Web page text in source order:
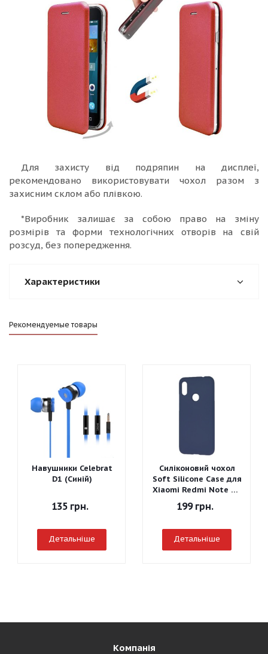
Для захисту від подряпин на дисплеї,
рекомендовано використовувати чохол разом з
захисним склом або плівкою.
*Виробник залишає за собою право на зміну
розмірів та форми технологічних отворів на свій
розсуд, без попередження.
Характеристики
Рекомендуемые товары
Навушники Celebrat
D1 (Синій)
135грн.
Детальніше
Силіконовий чохол
Soft Silicone Case для
Xiaomi Redmi Note 7 -
Graphite Gray
199грн.
Детальніше
Компанія